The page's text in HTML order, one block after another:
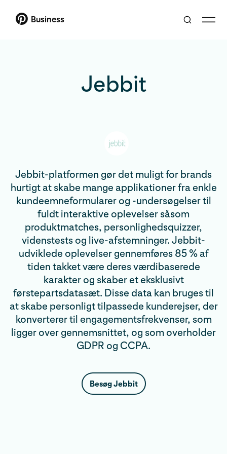
Business
Jebbit
Jebbit-platformen gør det muligt for brands
hurtigt at skabe mange applikationer fra enkle
kundeemneformularer og -undersøgelser til
fuldt interaktive oplevelser såsom
produktmatches, personlighedsquizzer,
videnstests og live-afstemninger. Jebbit-
udviklede oplevelser gennemføres 85 % af
tiden takket være deres værdibaserede
karakter og skaber et eksklusivt
førstepartsdatasæt. Disse data kan bruges til
at skabe personligt tilpassede kunderejser, der
konverterer til engagementsfrekvenser, som
ligger over gennemsnittet, og som overholder
GDPR og CCPA.
Besøg Jebbit